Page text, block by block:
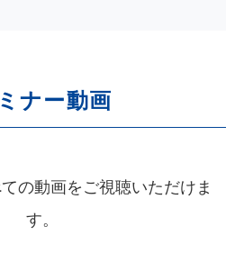
ナー動画
の動画をご視聴いただけま
す。